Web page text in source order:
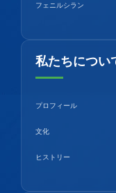
フェニルシラン
私たちについ
プロフィール
文化
ヒストリー